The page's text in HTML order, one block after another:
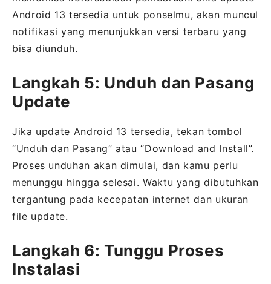
Android 13 tersedia untuk ponselmu, akan muncul
notifikasi yang menunjukkan versi terbaru yang
bisa diunduh.
Langkah 5: Unduh dan Pasang
Update
Jika update Android 13 tersedia, tekan tombol
“Unduh dan Pasang” atau “Download and Install”.
Proses unduhan akan dimulai, dan kamu perlu
menunggu hingga selesai. Waktu yang dibutuhkan
tergantung pada kecepatan internet dan ukuran
file update.
Langkah 6: Tunggu Proses
Instalasi